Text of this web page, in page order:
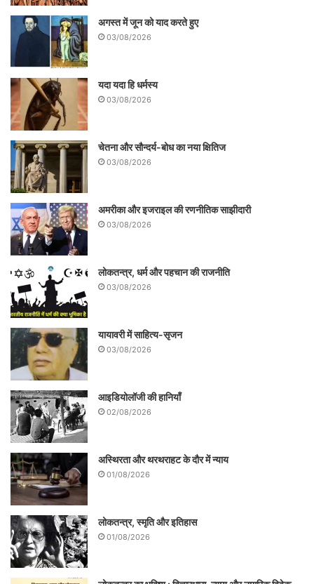
अगस्त में जून को याद करते हुए
03/08/2026
यदा यदा हि धर्मस्य
03/08/2026
चेतना और सौन्दर्य-बोध का नया क्षितिज
03/08/2026
अमरीका और इजराइल की रणनीतिक साझीदारी
03/08/2026
लोकतन्त्र, धर्म और पहचान की राजनीति
03/08/2026
यायावरी में साहित्य-सृजन
03/08/2026
आइडियोलॉजी की हानियाँ
02/08/2026
अस्थिरता और थरथराहट के दौर में न्याय
01/08/2026
लोकतन्त्र, स्मृति और इतिहास
01/08/2026